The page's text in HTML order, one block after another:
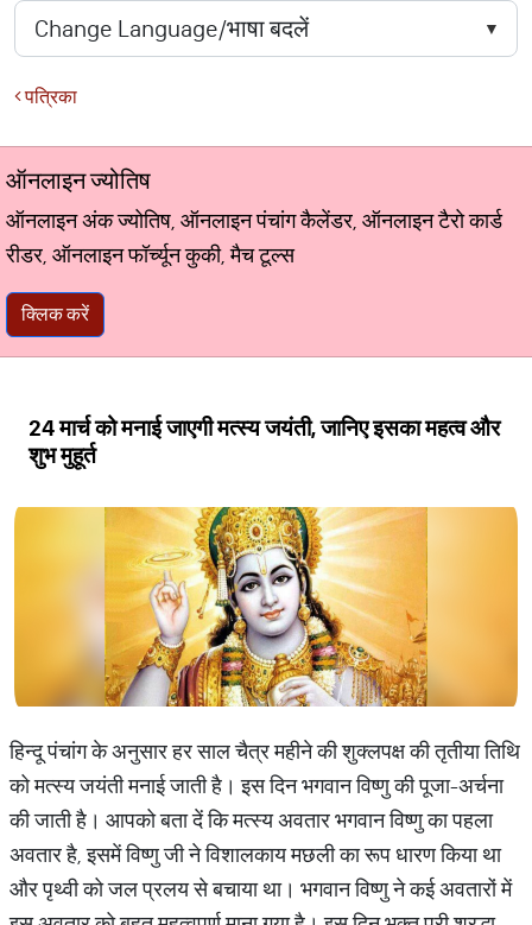
पत्रिका
ऑनलाइन ज्योतिष
ऑनलाइन अंक ज्योतिष, ऑनलाइन पंचांग कैलेंडर, ऑनलाइन टैरो कार्ड
रीडर, ऑनलाइन फॉर्च्यून कुकी, मैच टूल्स
क्लिक करें
24 मार्च को मनाई जाएगी मत्स्य जयंती, जानिए इसका महत्व और
शुभ मुहूर्त
हिन्दू पंचांग के अनुसार हर साल चैत्र महीने की शुक्लपक्ष की तृतीया तिथि
को मत्स्य जयंती मनाई जाती है। इस दिन भगवान विष्णु की पूजा-अर्चना
की जाती है। आपको बता दें कि मत्स्य अवतार भगवान विष्णु का पहला
अवतार है, इसमें विष्णु जी ने विशालकाय मछली का रूप धारण किया था
और पृथ्वी को जल प्रलय से बचाया था। भगवान विष्णु ने कई अवतारों में